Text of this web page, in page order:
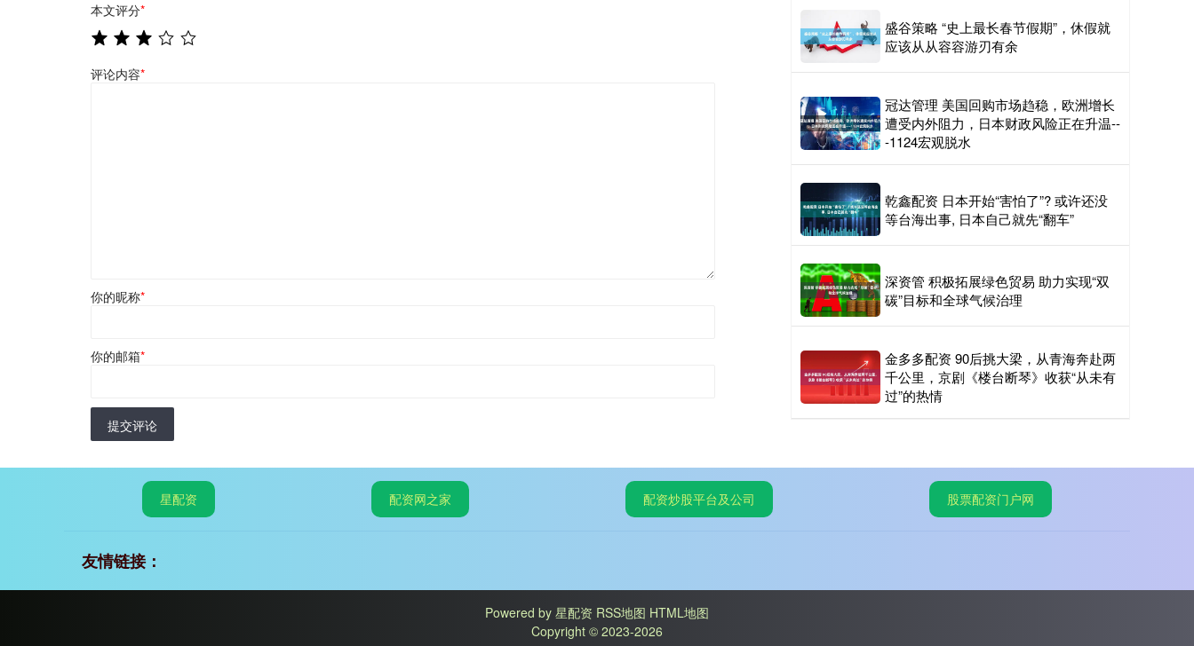
本文评分*
评论内容*
你的昵称*
你的邮箱*
提交评论
盛谷策略 “史上最长春节假期”，休假就
应该从从容容游刃有余
冠达管理 美国回购市场趋稳，欧洲增长
遭受内外阻力，日本财政风险正在升温--
-1124宏观脱水
乾鑫配资 日本开始“害怕了”? 或许还没
等台海出事, 日本自己就先“翻车”
深资管 积极拓展绿色贸易 助力实现“双
碳”目标和全球气候治理
金多多配资 90后挑大梁，从青海奔赴两
千公里，京剧《楼台断琴》收获“从未有
过”的热情
星配资 配资网之家 配资炒股平台及公司 股票配资门户网
友情链接：
Powered by 星配资 RSS地图 HTML地图
Copyright © 2023-2026